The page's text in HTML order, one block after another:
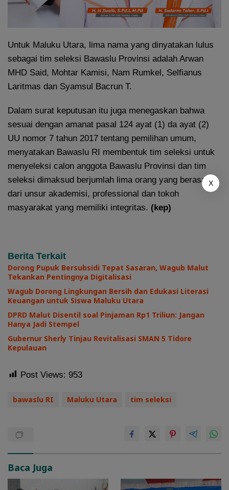
Untuk Maluku Utara, lima nama yang dinyatakan lulus
sebagai tim seleksi Bawaslu Provinsi adalah Arwan
MHD Said, Mohtar Kamisi, Nam Rumkel, Selfianus
Laritmas dan Syamsul Bacrun T.
Dalam surat keputusan itu juga menegaskan bahwa
sesuai dengan amanat pasal 124 ayat (1) da ayat (2)
UU nomor 7 tahun 2017 tentang pemilihan umum,
menyatakan Bawaslu RI membentuk tim seleksi untuk
menyeleksi calon anggota Bawaslu Provinsi dan tim
seleksi dimaksud berjumlah lima orang yang berasal
dari unsur akademisi, professional dan tokoh
masyarakat yang memiliki integritas. (kep)
Berita Terkait
Dorong Pupuk Bersubsidi Tepat Sasaran, Wagub Malut
Tekankan Pentingnya Digitalisasi
Wagub Dorong Lingkungan Bersih dan Edukasi Literasi
Keuangan untuk Siswa Maluku Utara
DPRD Malut Disentil soal Pinjaman Rp1 Triliun: Jangan
Hanya Jadi Stempel
Gubernur Sherly Tinjau Revitalisasi SMAN 5 Tidore
Kepulauan
Post Views: 953
bawaslu RI Maluku Utara tim seleksi
Baca Juga
X